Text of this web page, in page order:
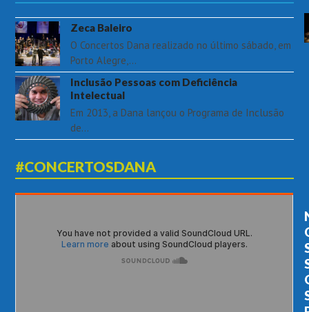
Zeca Baleiro
O Concertos Dana realizado no último sábado, em
Porto Alegre,…
Inclusão Pessoas com Deficiência
Intelectual
Em 2013, a Dana lançou o Programa de Inclusão
de…
#CONCERTOSDANA